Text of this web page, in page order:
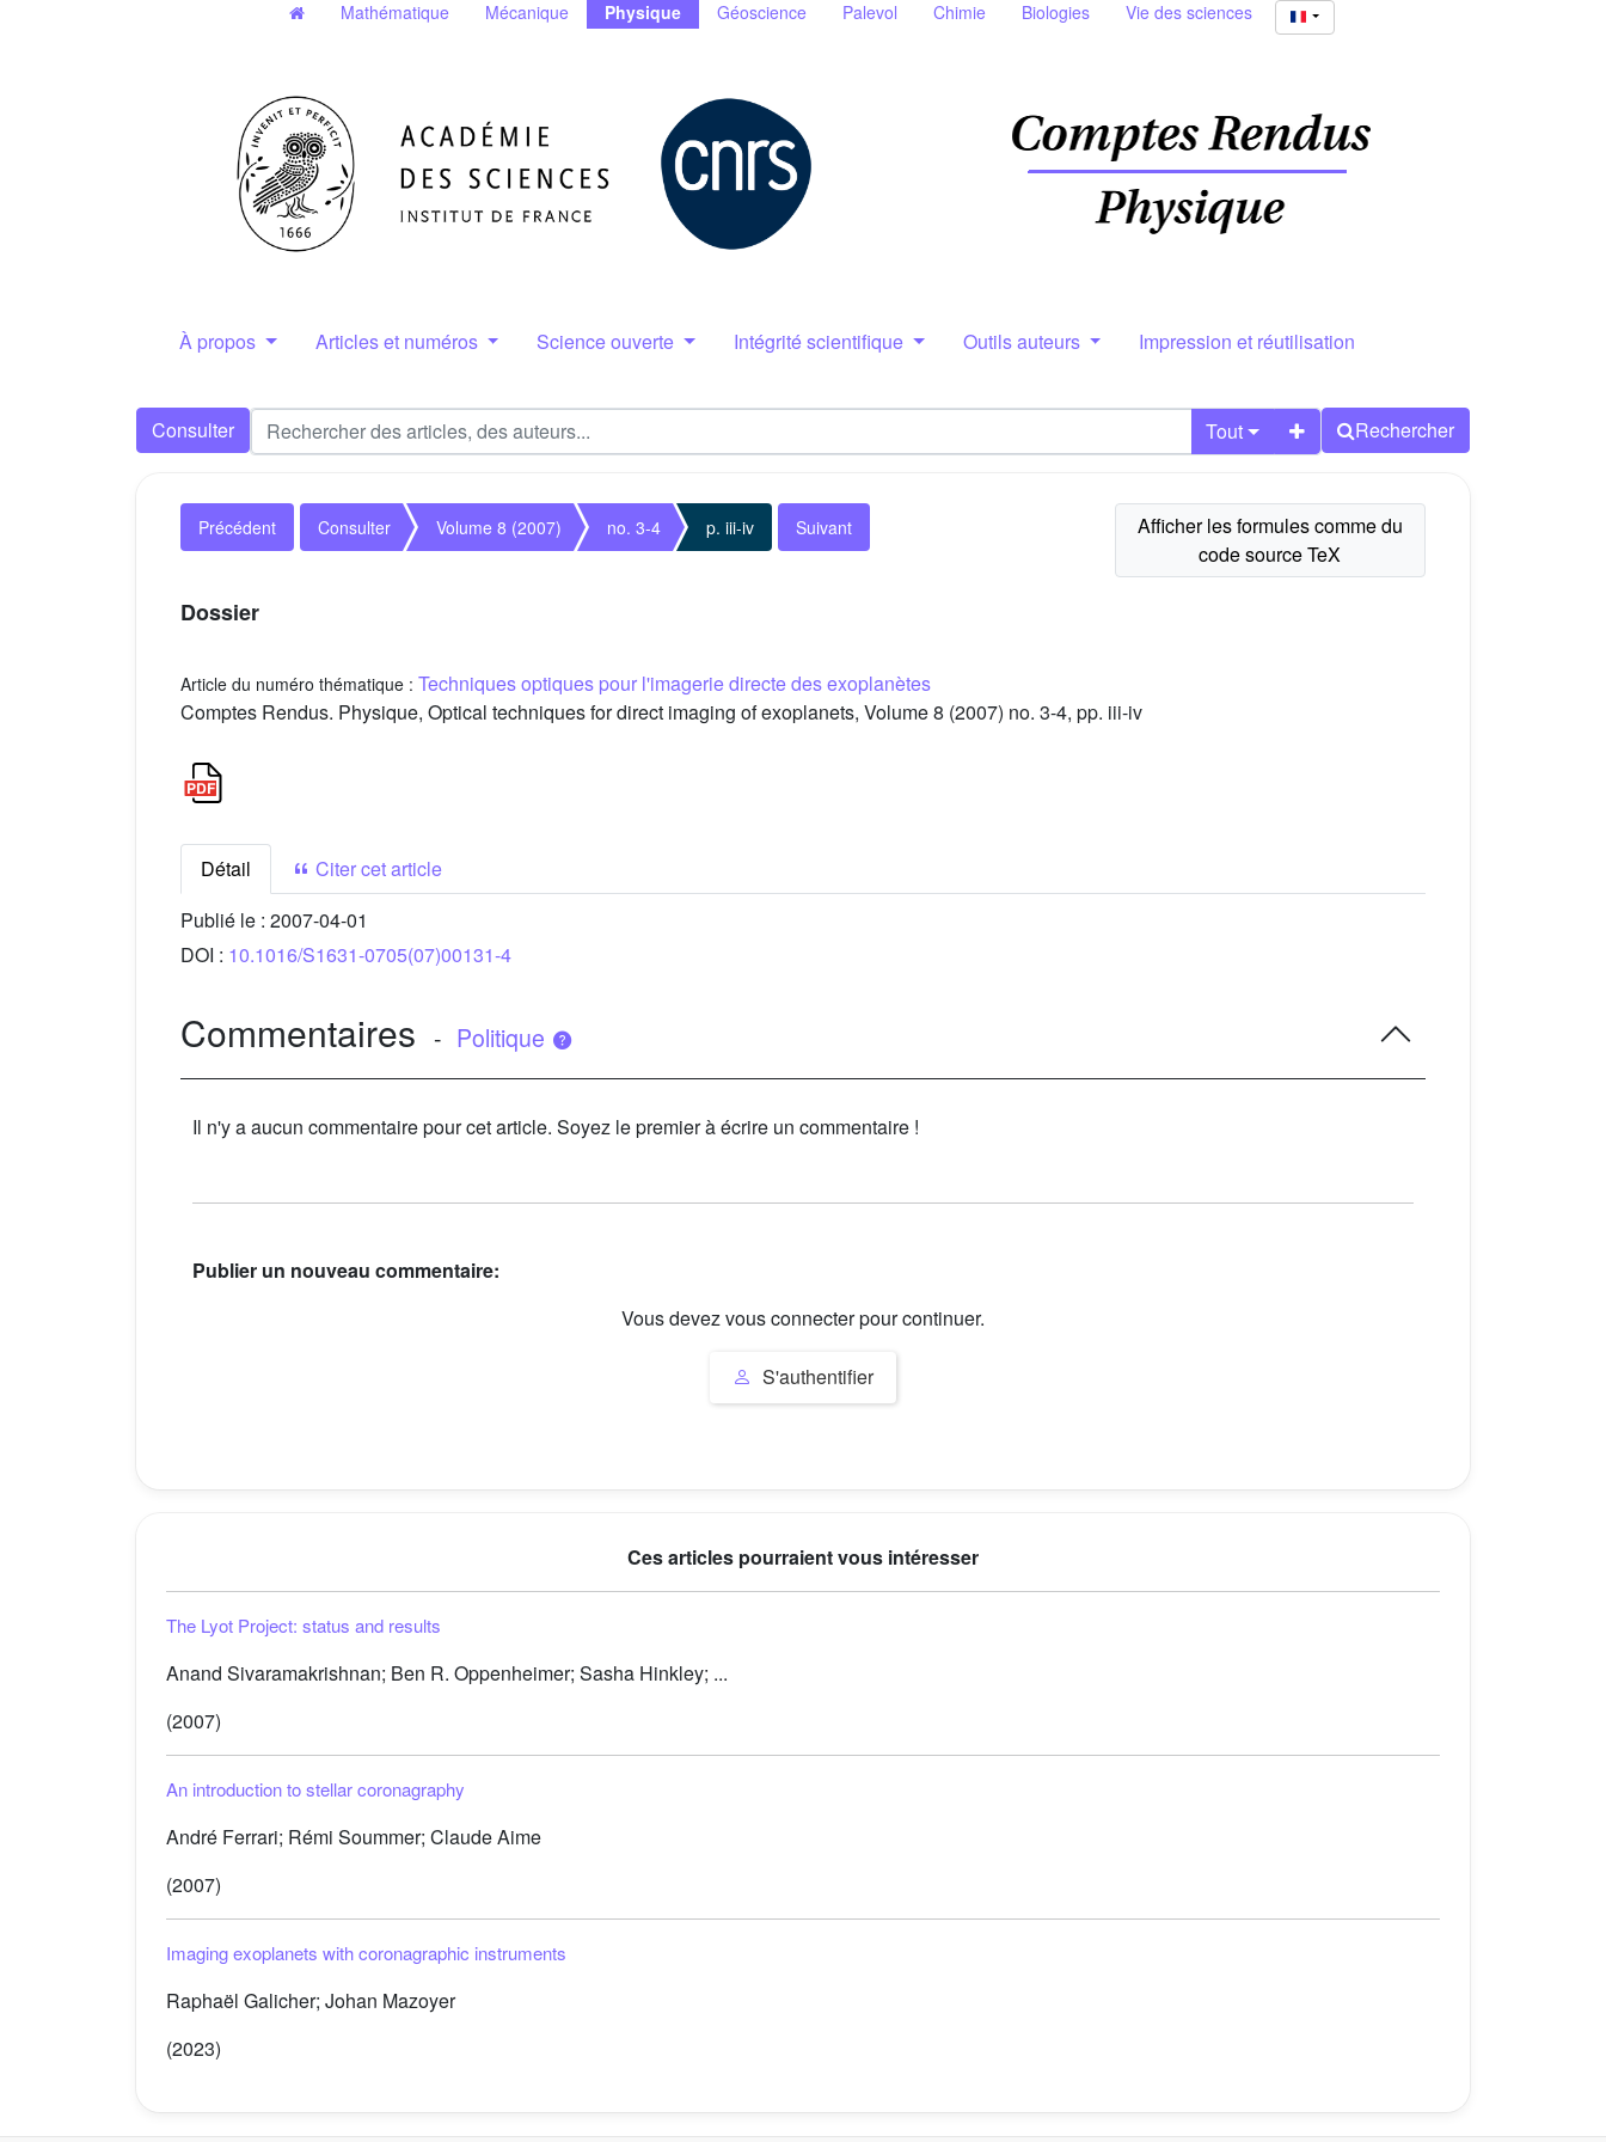
Mathématique Mécanique Physique Géoscience Palevol Chimie Biologies Vie des sciences
À propos Articles et numéros Science ouverte Intégrité scientifique Outils auteurs Impression et réutilisation
Consulter Tout Rechercher
Précédent Consulter Volume 8 (2007) no. 3-4 p. iii-iv Suivant
Dossier
Article du numéro thématique : Techniques optiques pour l'imagerie directe des exoplanètes
Comptes Rendus. Physique, Optical techniques for direct imaging of exoplanets, Volume 8 (2007) no. 3-4, pp. iii-iv
Détail
Citer cet article
Publié le : 2007-04-01
DOI : 10.1016/S1631-0705(07)00131-4
Commentaires - Politique
Il n'y a aucun commentaire pour cet article. Soyez le premier à écrire un commentaire !
Publier un nouveau commentaire:
Vous devez vous connecter pour continuer.
S'authentifier
Ces articles pourraient vous intéresser
The Lyot Project: status and results
Anand Sivaramakrishnan; Ben R. Oppenheimer; Sasha Hinkley; ...
(2007)
An introduction to stellar coronagraphy
André Ferrari; Rémi Soummer; Claude Aime
(2007)
Imaging exoplanets with coronagraphic instruments
Raphaël Galicher; Johan Mazoyer
(2023)